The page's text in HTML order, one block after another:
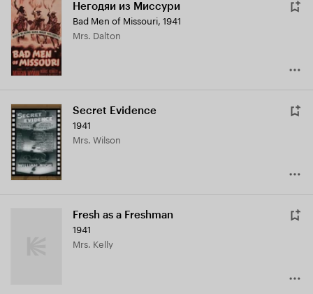
Негодяи из Миссури
Bad Men of Missouri, 1941
Mrs. Dalton
Secret Evidence
1941
Mrs. Wilson
Fresh as a Freshman
1941
Mrs. Kelly